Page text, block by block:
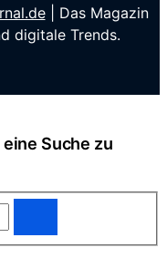
| Das Magazin
digitale Trends.
Suche zu